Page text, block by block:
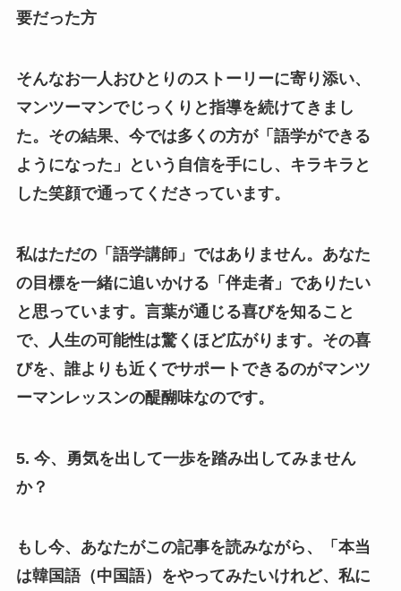
要だった方
そんなお一人おひとりのストーリーに寄り添い、
マンツーマンでじっくりと指導を続けてきまし
た。その結果、今では多くの方が「語学ができる
ようになった」という自信を手にし、キラキラと
した笑顔で通ってくださっています。
私はただの「語学講師」ではありません。あなた
の目標を一緒に追いかける「伴走者」でありたい
と思っています。言葉が通じる喜びを知ること
で、人生の可能性は驚くほど広がります。その喜
びを、誰よりも近くでサポートできるのがマンツ
ーマンレッスンの醍醐味なのです。
5. 今、勇気を出して一歩を踏み出してみません
か？
もし今、あなたがこの記事を読みながら、「本当
は韓国語（中国語）をやってみたいけれど、私に